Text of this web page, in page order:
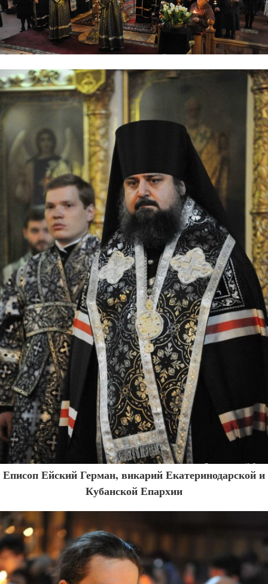
Еписоп Ейский Герман, викарий Екатеринодарской и
Кубанской Епархии